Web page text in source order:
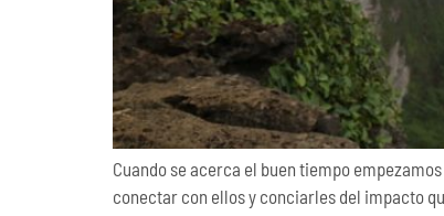
Cuando se acerca el buen tiempo
conectar con ellos y conciarles del impacto